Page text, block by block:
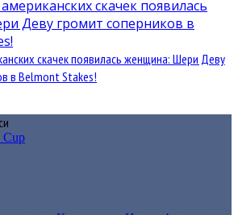
скачек появилась женщина: Шери Деву
в Belmont Stakes!